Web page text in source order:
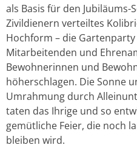
als Basis für den
Zivildienern verteiltes
Hochform – die
Mitarbeitenden und
Bewohnerinnen und
höherschlagen. Die Sonne
Umrahmung durch
taten das Ihrige und so
gemütliche Feier, die noch
bleiben wird.